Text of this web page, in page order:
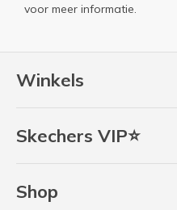
Winkels
Skechers VIP⭐
Shop
voor meer informatie.